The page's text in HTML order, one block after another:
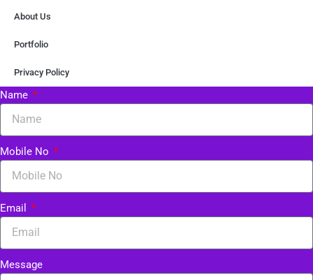
About Us
Portfolio
Privacy Policy
Name
Mobile No
Email
Message